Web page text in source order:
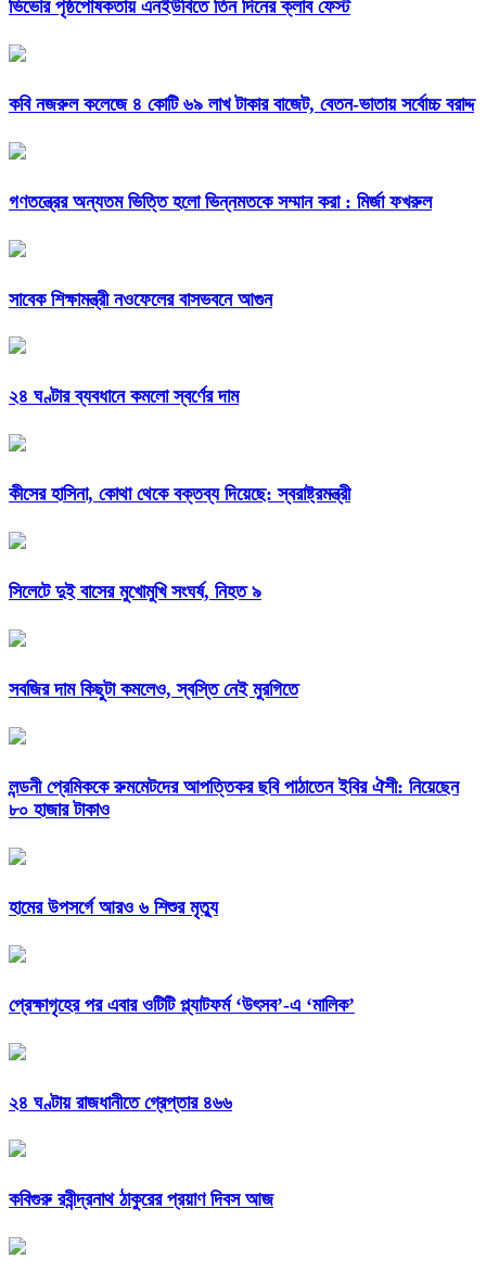
ভিভোর পৃষ্ঠপোষকতায় এনইউবিতে তিন দিনের ক্লাব ফেস্ট
কবি নজরুল কলেজে ৪ কোটি ৬৯ লাখ টাকার বাজেট, বেতন-ভাতায় সর্বোচ্চ বরাদ্দ
গণতন্ত্রের অন্যতম ভিত্তি হলো ভিন্নমতকে সম্মান করা : মির্জা ফখরুল
সাবেক শিক্ষামন্ত্রী নওফেলের বাসভবনে আগুন
২৪ ঘণ্টার ব্যবধানে কমলো স্বর্ণের দাম
কীসের হাসিনা, কোথা থেকে বক্তব্য দিয়েছে: স্বরাষ্ট্রমন্ত্রী
সিলেটে দুই বাসের মুখোমুখি সংঘর্ষ, নিহত ৯
সবজির দাম কিছুটা কমলেও, স্বস্তি নেই মুরগিতে
লন্ডনী প্রেমিককে রুমমেটদের আপত্তিকর ছবি পাঠাতেন ইবির ঐশী: নিয়েছেন
৮০ হাজার টাকাও
হামের উপসর্গে আরও ৬ শিশুর মৃত্যু
প্রেক্ষাগৃহের পর এবার ওটিটি প্ল্যাটফর্ম ‘উৎসব’-এ ‘মালিক’
২৪ ঘণ্টায় রাজধানীতে গ্রেপ্তার ৪৬৬
কবিগুরু রবীন্দ্রনাথ ঠাকুরের প্রয়াণ দিবস আজ